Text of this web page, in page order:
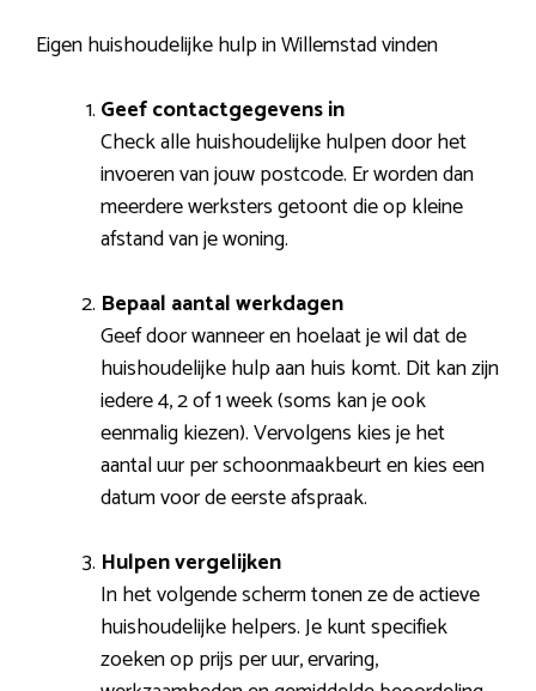
Eigen huishoudelijke hulp in Willemstad vinden
Geef contactgegevens in
Check alle huishoudelijke hulpen door het
invoeren van jouw postcode. Er worden dan
meerdere werksters getoont die op kleine
afstand van je woning.
Bepaal aantal werkdagen
Geef door wanneer en hoelaat je wil dat de
huishoudelijke hulp aan huis komt. Dit kan zijn
iedere 4, 2 of 1 week (soms kan je ook
eenmalig kiezen). Vervolgens kies je het
aantal uur per schoonmaakbeurt en kies een
datum voor de eerste afspraak.
Hulpen vergelijken
In het volgende scherm tonen ze de actieve
huishoudelijke helpers. Je kunt specifiek
zoeken op prijs per uur, ervaring,